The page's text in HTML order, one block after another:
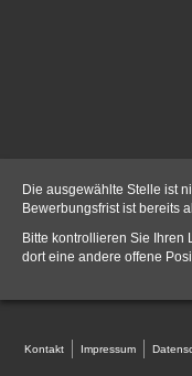
Die ausgewählte Stelle ist
Bewerbungsfrist ist bereits
Bitte kontrollieren Sie Ihren
dort eine andere offene
Kontakt Impressum